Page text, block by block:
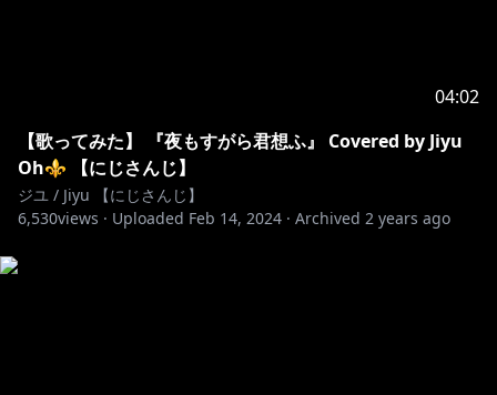
----------------------------------------------------------
【Welcome Goods】販売中！！！！！
04:02
【歌ってみた】 『夜もすがら君想ふ』 Covered by Jiyu
Oh⚜ 【にじさんじ】
ジユ / Jiyu 【にじさんじ】
6,530views · Uploaded Feb 14, 2024 · Archived 2 years ago